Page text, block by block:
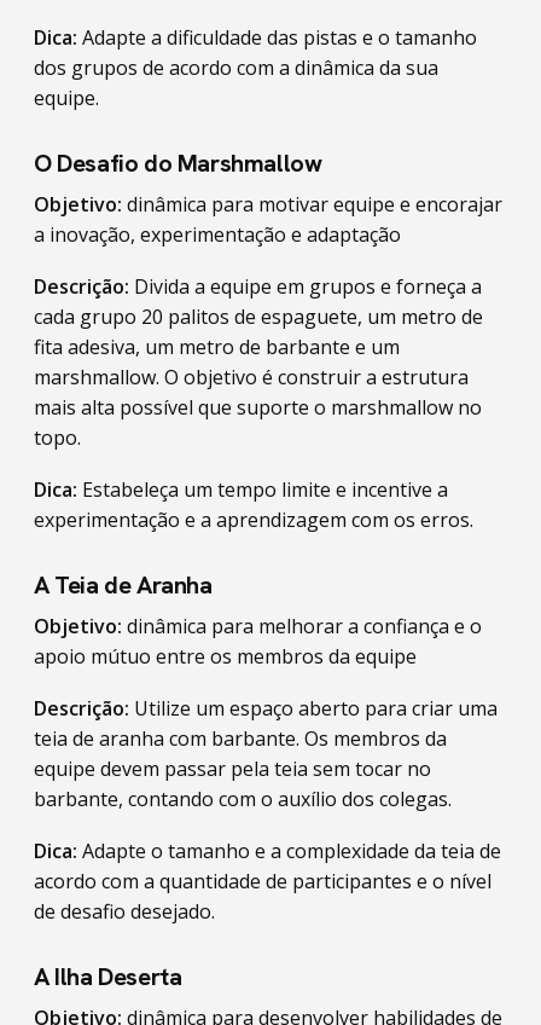
Dica: Adapte a dificuldade das pistas e o tamanho
dos grupos de acordo com a dinâmica da sua
equipe.
O Desafio do Marshmallow
Objetivo: dinâmica para motivar equipe e encorajar
a inovação, experimentação e adaptação
Descrição: Divida a equipe em grupos e forneça a
cada grupo 20 palitos de espaguete, um metro de
fita adesiva, um metro de barbante e um
marshmallow. O objetivo é construir a estrutura
mais alta possível que suporte o marshmallow no
topo.
Dica: Estabeleça um tempo limite e incentive a
experimentação e a aprendizagem com os erros.
A Teia de Aranha
Objetivo: dinâmica para melhorar a confiança e o
apoio mútuo entre os membros da equipe
Descrição: Utilize um espaço aberto para criar uma
teia de aranha com barbante. Os membros da
equipe devem passar pela teia sem tocar no
barbante, contando com o auxílio dos colegas.
Dica: Adapte o tamanho e a complexidade da teia de
acordo com a quantidade de participantes e o nível
de desafio desejado.
A Ilha Deserta
Objetivo: dinâmica para desenvolver habilidades de